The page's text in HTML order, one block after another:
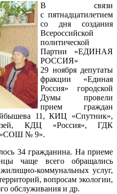
В связи
с пятнадцатилетием
со дня создания
Всероссийской
политической
Партии «ЕДИНАЯ
РОССИЯ»
29 ноября депутаты
фракции «Единая
Россия» городской
Думы провели
прием граждан
11, КИЦ «Спутник»,
музей, КДЦ «Россия», ГДК
«СОШ № 9».
34 гражданина. На приеме
чаще всего обращались
коммунальных услуг,
вопросам экологии,
обслуживания и др.